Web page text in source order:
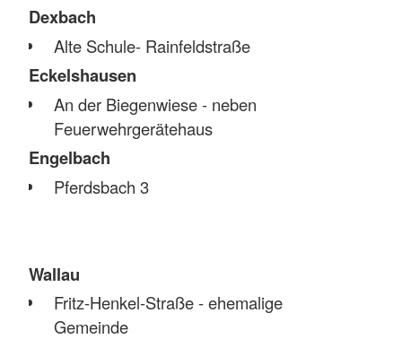
Dexbach
Alte Schule- Rainfeldstraße
Eckelshausen
An der Biegenwiese - neben
Feuerwehrgerätehaus
Engelbach
Pferdsbach 3
Wallau
Fritz-Henkel-Straße - ehemalige
Gemeinde